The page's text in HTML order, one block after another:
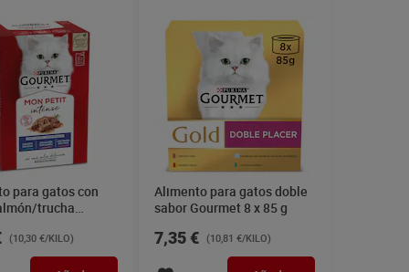
para gatos con
trucha
(10,30 €/KILO)
Alimento para gatos doble
sabor Gourmet 8 x 85 g
7,35 € (10,81 €/KILO)